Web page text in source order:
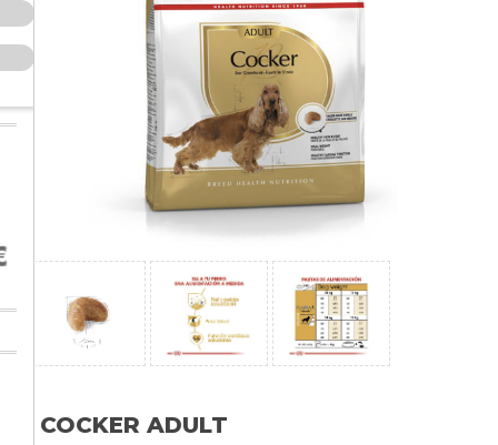
COCKER ADULT